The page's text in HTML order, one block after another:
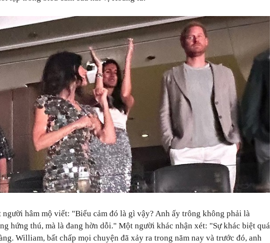
người hâm mộ viết: "Biểu cảm đó là gì vậy? Anh ấy trông không phải là
hứng thú, mà là đang hờn dỗi." Một người khác nhận xét: "Sự khác biệt quá
William, bất chấp mọi chuyện đã xảy ra trong năm nay và trước đó, anh